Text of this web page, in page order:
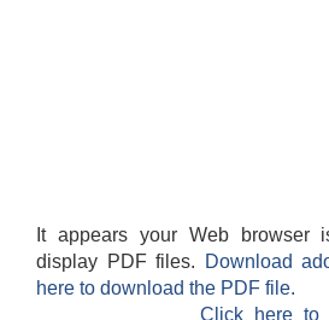
It appears your Web browser
display PDF files.
Download
here to download the PDF file.
Click here to